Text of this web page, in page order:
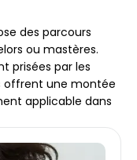
des parcours
ou mastères.
prisées par les
offrent une montée
applicable dans